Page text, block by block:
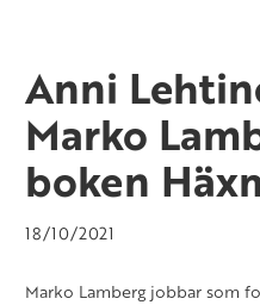
Anni
Marko
boken
18/10/2021
Marko Lamberg jobbar som